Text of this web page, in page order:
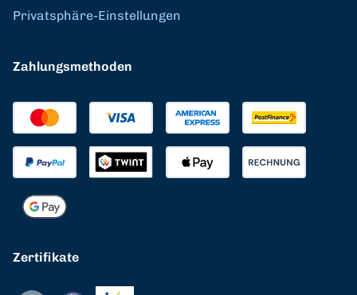
Privatsphäre-Einstellungen
Zahlungsmethoden
Zertifikate